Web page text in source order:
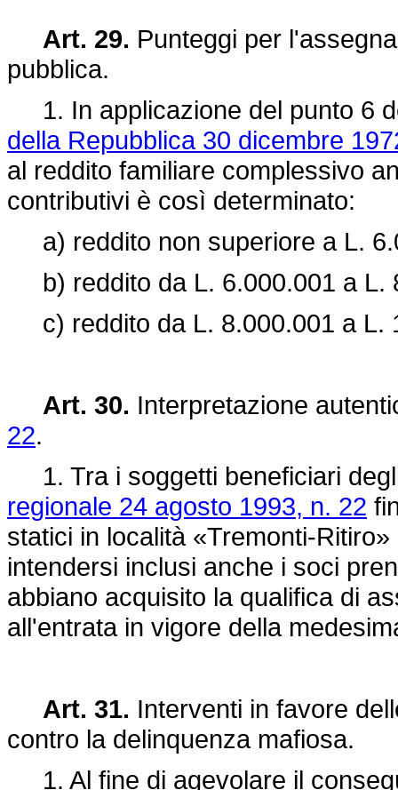
Art. 29. Punteggi per
pubblica.
1. In applicazione del punto 6
della Repubblica 30 dicembre
al reddito familiare complessivo
contributivi è così determinato:
a) reddito non superiore a L.
b) reddito da L. 6.000.001 a L.
c) reddito da L. 8.000.001 a L.
Art. 30. Interpretazione
22.
1. Tra i soggetti beneficiari
regionale 24 agosto 1993, n. 22
statici in località «Tremonti-
intendersi inclusi anche i soci
abbiano acquisito la qualifica di
all'entrata in vigore della
Art. 31. Interventi in favore
contro la delinquenza mafiosa.
1. Al fine di agevolare il